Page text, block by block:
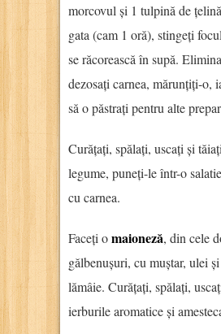
morcovul și 1 tulpină de
gata (cam 1 oră), stingeți
se răcorească în supă.
dezosați carnea, mărunțiți-o,
să o păstrați pentru alte
Curățați, spălați, uscați și
legume, puneți-le într-o
cu carnea.
Faceți omaioneză, din cele
gălbenușuri, cu muștar, ulei
lămâie. Curățați, spălați,
ierburile aromatice și